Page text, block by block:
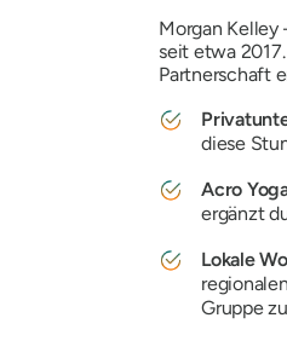
Morgan Kelley
seit etwa
Partnerschaft
diese
Acro
ergänzt
Lokale
Gruppe